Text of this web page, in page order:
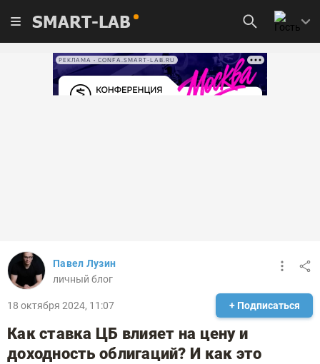
SMART-LAB
РЕКЛАМА • CONFA.SMART-LAB.RU
Павел Лузин
личный блог
18 октября 2024, 11:07 + Подписаться
Как ставка ЦБ влияет на цену и
доходность облигаций? И как это